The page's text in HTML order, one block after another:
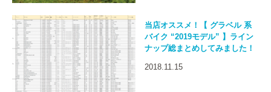
当店オススメ！【 グラベル 系
バイク “2019モデル” 】ライン
ナップ総まとめしてみました！
2018.11.15